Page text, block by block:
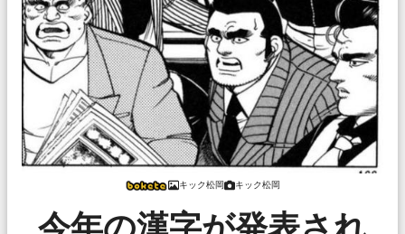
キック松岡 キック松岡